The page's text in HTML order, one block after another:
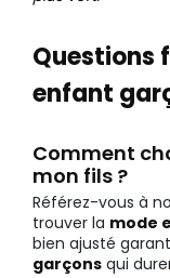
Questions
enfant
Comment
mon fils ?
Référez-vous à
trouver la mode
bien ajusté
garçons qui